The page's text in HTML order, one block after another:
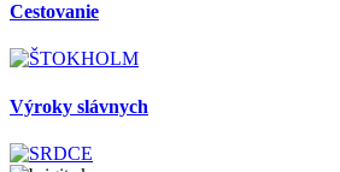
Cestovanie
Výroky slávnych